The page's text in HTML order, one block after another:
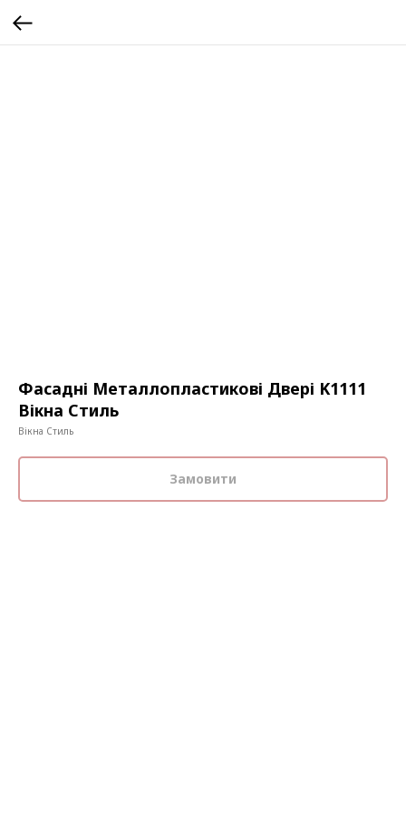
Фасадні Металлопластикові Двері K1111
Вікна Стиль
Вікна Стиль
Замовити